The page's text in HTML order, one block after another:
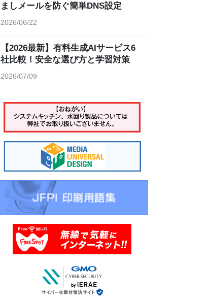
ましメールを防ぐ簡単DNS設定
2026/06/22
【2026最新】有料生成AIサービス6
社比較！安全な選び方と学習対策
2026/07/09